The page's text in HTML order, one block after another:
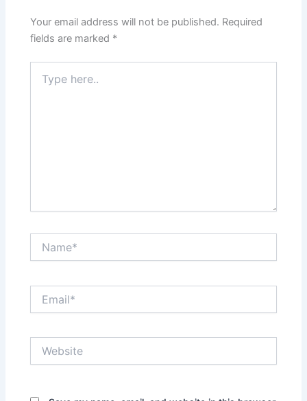
Your email address will not be published. Required
fields are marked *
here..